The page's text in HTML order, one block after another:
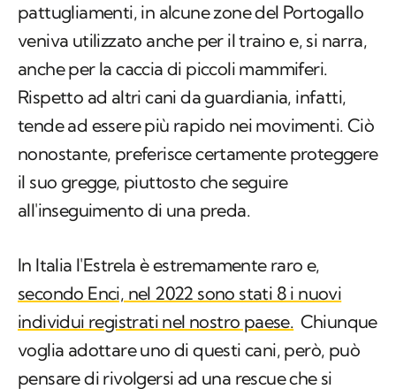
pattugliamenti, in alcune zone del Portogallo
veniva utilizzato anche per il traino e, si narra,
anche per la caccia di piccoli mammiferi.
Rispetto ad altri cani da guardiania, infatti,
tende ad essere più rapido nei movimenti. Ciò
nonostante, preferisce certamente proteggere
il suo gregge, piuttosto che seguire
all'inseguimento di una preda.
In Italia l'Estrela è estremamente raro e,
secondo Enci, nel 2022 sono stati 8 i nuovi
individui registrati nel nostro paese. Chiunque
voglia adottare uno di questi cani, però, può
pensare di rivolgersi ad una rescue che si